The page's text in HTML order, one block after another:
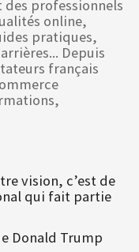
professionnels
online,
pratiques,
Depuis
français
vision, c’est de
qui fait partie
Donald Trump